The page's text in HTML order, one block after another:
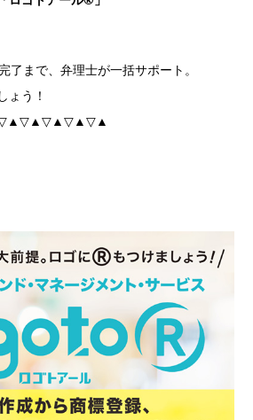
了まで、弁理士が一括サポート。
ょう！